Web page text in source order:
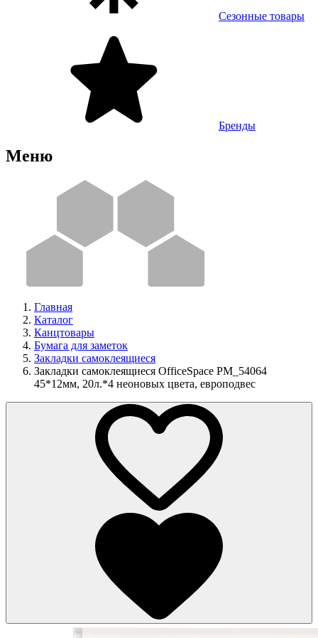
Сезонные товары
Бренды
Меню
Главная
Каталог
Канцтовары
Бумага для заметок
Закладки самоклеящиеся
Закладки самоклеящиеся OfficeSpace PM_54064
45*12мм, 20л.*4 неоновых цвета, европодвес